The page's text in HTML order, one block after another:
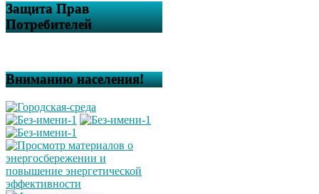
Защита Прав
Потребителей
Вниманию населения!